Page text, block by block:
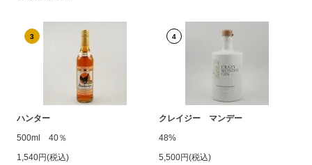
3
ハンター
500ml 40％
1,540円(税込)
4
クレイジー マンデー
48%
5,500円(税込)